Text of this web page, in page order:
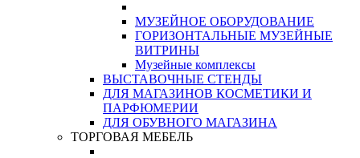
МУЗЕЙНОЕ ОБОРУДОВАНИЕ
ГОРИЗОНТАЛЬНЫЕ МУЗЕЙНЫЕ
ВИТРИНЫ
Музейные комплексы
ВЫСТАВОЧНЫЕ СТЕНДЫ
ДЛЯ МАГАЗИНОВ КОСМЕТИКИ И
ПАРФЮМЕРИИ
ДЛЯ ОБУВНОГО МАГАЗИНА
ТОРГОВАЯ МЕБЕЛЬ